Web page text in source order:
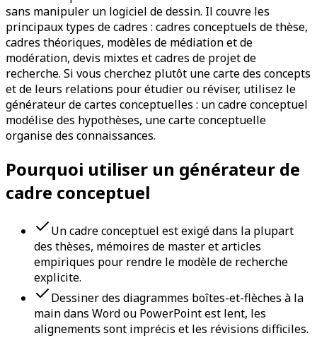
sans manipuler un logiciel de dessin. Il couvre les
principaux types de cadres : cadres conceptuels de thèse,
cadres théoriques, modèles de médiation et de
modération, devis mixtes et cadres de projet de
recherche. Si vous cherchez plutôt une carte des concepts
et de leurs relations pour étudier ou réviser, utilisez le
générateur de cartes conceptuelles : un cadre conceptuel
modélise des hypothèses, une carte conceptuelle
organise des connaissances.
Pourquoi utiliser un générateur de
cadre conceptuel
Un cadre conceptuel est exigé dans la plupart
des thèses, mémoires de master et articles
empiriques pour rendre le modèle de recherche
explicite.
Dessiner des diagrammes boîtes-et-flèches à la
main dans Word ou PowerPoint est lent, les
alignements sont imprécis et les révisions difficiles.